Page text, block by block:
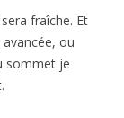
fraîche. Et
ou
sommet je